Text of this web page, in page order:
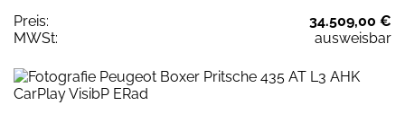
Preis:
34.509,00 €
MWSt:
ausweisbar